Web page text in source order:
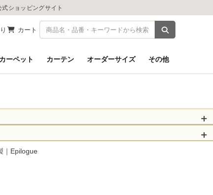
ショッピングサイト
カート 商品を検索
ーペット カーテン オーダーサイズ その他
れた皆さま
お届けに遅れが
｜Epilogue